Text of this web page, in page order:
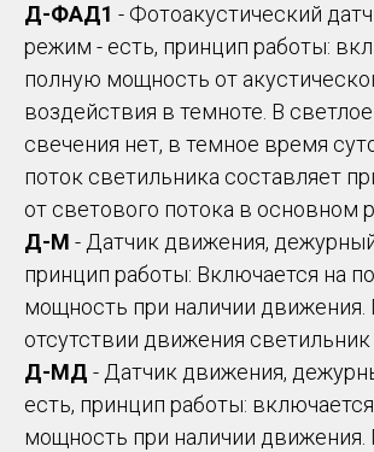
Д-ФАД1 - Фотоакустический
режим - есть, принцип работы:
полную мощность от
воздействия в темноте. В
свечения нет, в темное время
поток светильника составляет
от светового потока в основном
Д-М - Датчик движения,
принцип работы: Включается на
мощность при наличии движения.
отсутствии движения
Д-МД - Датчик движения,
есть, принцип работы:
мощность при наличии движения.